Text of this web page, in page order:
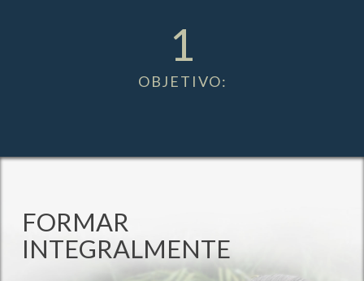
1
OBJETIVO:
FORMAR
INTEGRALMENTE